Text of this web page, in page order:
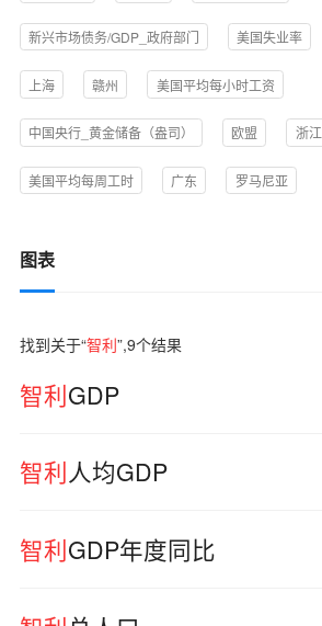
新兴市场债务/GDP_政府部门 美国失业率
上海 赣州 美国平均每小时工资
中国央行_黄金储备（盎司） 欧盟 浙江
美国平均每周工时 广东 罗马尼亚
图表
找到关于“智利”,9个结果
智利GDP
智利人均GDP
智利GDP年度同比